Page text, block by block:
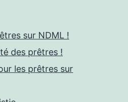
sur NDML !
des prêtres !
les prêtres sur